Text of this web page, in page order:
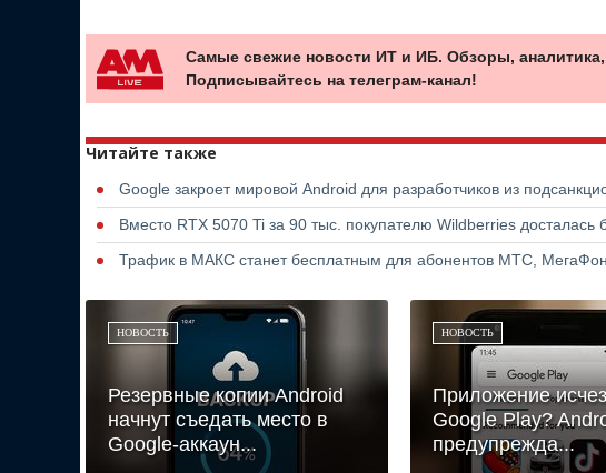
Самые свежие новости ИТ и ИБ. Обзоры,
Подписывайтесь на телеграм-канал!
Читайте также
Google закроет мировой Android для разработчиков из
Вместо RTX 5070 Ti за 90 тыс. покупателю Wildberries досталась
Трафик в МАКС станет бесплатным для абонентов МТС,
НОВОСТЬ
Резервные копии Android
начнут съедать место в
Google-аккаун...
НОВОСТЬ
Приложение
Google Play?
предупрежда...